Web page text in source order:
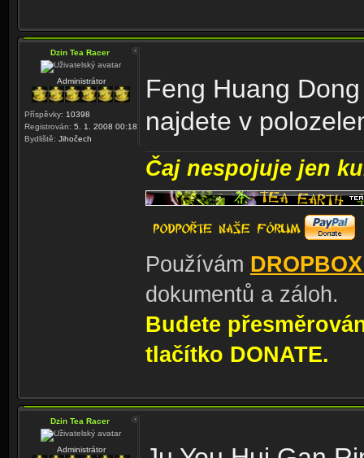
Dzin Tea Racer
Administrátor
Příspěvky: 10398
Registrován: 5. 1. 2008 00:18
Bydliště: Jihočech
Feng Huang
najdete v
Čaj nespojuje jen
Používám
dokumentů a záloh.
Budete
tlačítko DONATE.
Dzin Tea Racer
Administrátor